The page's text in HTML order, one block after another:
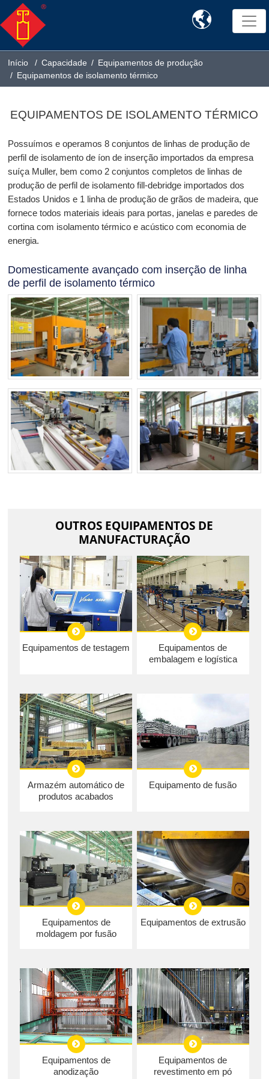

Início Capacidade
Equipamentos de produção
Equipamentos de isolamento térmico
EQUIPAMENTOS DE ISOLAMENTO TÉRMICO
Possuímos e operamos 8 conjuntos de linhas de produção de
perfil de isolamento de íon de inserção importados da empresa
suíça Muller, bem como 2 conjuntos completos de linhas de
produção de perfil de isolamento fill-debridge importados dos
Estados Unidos e 1 linha de produção de grãos de madeira, que
fornece todos materiais ideais para portas, janelas e paredes de
cortina com isolamento térmico e acústico com economia de
energia.
Domesticamente avançado com inserção de linha
de perfil de isolamento térmico
OUTROS EQUIPAMENTOS DE
MANUFACTURAÇÃO
Equipamentos de testagem
Equipamentos de
embalagem e logística
Armazém automático de
produtos acabados
Equipamento de fusão
Equipamentos de
moldagem por fusão
Equipamentos de extrusão
Equipamentos de
anodização
Equipamentos de
revestimento em pó